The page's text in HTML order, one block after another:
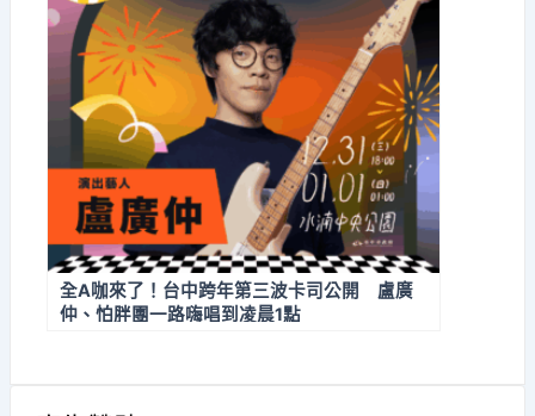
全A咖來了！台中跨年第三波卡司公開 盧廣
仲、怕胖團一路嗨唱到凌晨1點